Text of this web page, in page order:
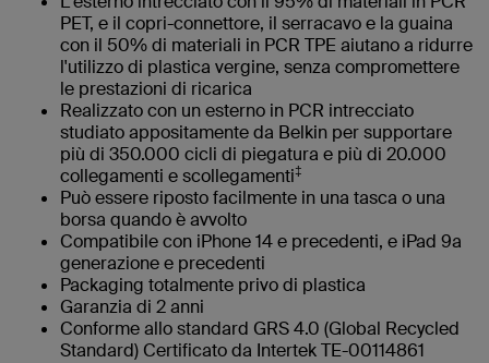
PET, e il copri-connettore, il serracavo e la guaina
con il 50% di materiali in PCR TPE aiutano a ridurre
l'utilizzo di plastica vergine, senza compromettere
le prestazioni di ricarica
Realizzato con un esterno in PCR intrecciato
studiato appositamente da Belkin per supportare
più di 350.000 cicli di piegatura e più di 20.000
collegamenti e scollegamenti‡
Può essere riposto facilmente in una tasca o una
borsa quando è avvolto
Compatibile con iPhone 14 e precedenti, e iPad 9a
generazione e precedenti
Packaging totalmente privo di plastica
Garanzia di 2 anni
Conforme allo standard GRS 4.0 (Global Recycled
Standard) Certificato da Intertek TE-00114861